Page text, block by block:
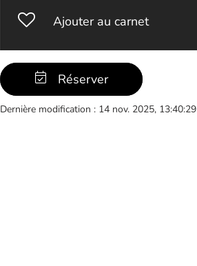
Ajouter au carnet
Réserver
Dernière modification : 14 nov. 2025, 13:40:29